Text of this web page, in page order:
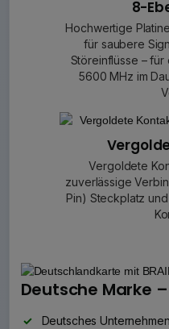
8-
Hochwertige
für saubere
Störeinflüsse – für
5600 MHz im
Vergoldete
zuverlässige
Pin) Steckplatz
Deutsche Marke
Deutsches Unternehmen